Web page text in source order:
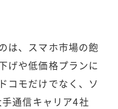
は、スマホ市場の飽
げや低価格プランに
コモだけでなく、ソ
通信キャリア4社